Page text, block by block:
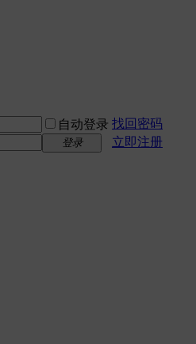
自动登录 找回密码
登录 立即注册